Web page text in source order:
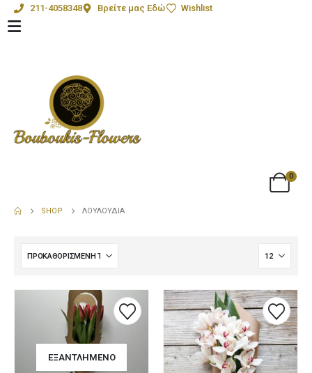
211-4058348 Βρείτε μας Εδώ Wishlist
0
SHOP ΛΟΥΛΟΎΔΙΑ
ΕΞΑΝΤΛΗΜΈΝΟ